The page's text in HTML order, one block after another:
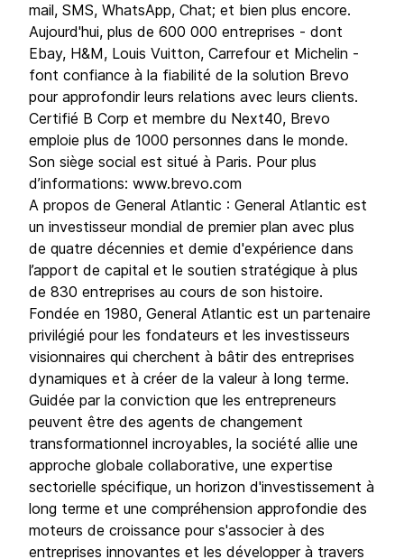
mail, SMS, WhatsApp, Chat; et bien plus encore.
Aujourd'hui, plus de 600 000 entreprises - dont
Ebay, H&M, Louis Vuitton, Carrefour et Michelin -
font confiance à la fiabilité de la solution Brevo
pour approfondir leurs relations avec leurs clients.
Certifié B Corp et membre du Next40, Brevo
emploie plus de 1000 personnes dans le monde.
Son siège social est situé à Paris. Pour plus
d’informations: www.brevo.com
A propos de General Atlantic : General Atlantic est
un investisseur mondial de premier plan avec plus
de quatre décennies et demie d'expérience dans
l’apport de capital et le soutien stratégique à plus
de 830 entreprises au cours de son histoire.
Fondée en 1980, General Atlantic est un partenaire
privilégié pour les fondateurs et les investisseurs
visionnaires qui cherchent à bâtir des entreprises
dynamiques et à créer de la valeur à long terme.
Guidée par la conviction que les entrepreneurs
peuvent être des agents de changement
transformationnel incroyables, la société allie une
approche globale collaborative, une expertise
sectorielle spécifique, un horizon d'investissement à
long terme et une compréhension approfondie des
moteurs de croissance pour s'associer à des
entreprises innovantes et les développer à travers